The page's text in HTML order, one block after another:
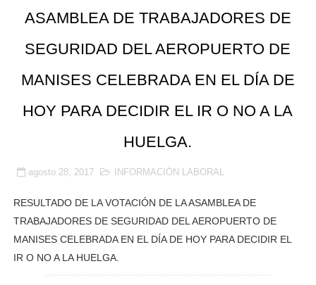
ASAMBLEA DE TRABAJADORES DE
SEGURIDAD DEL AEROPUERTO DE
MANISES CELEBRADA EN EL DÍA DE
HOY PARA DECIDIR EL IR O NO A LA
HUELGA.
agosto 28, 2017 INFORMACIÓN LABORAL
RESULTADO DE LA VOTACIÓN DE LA ASAMBLEA DE
TRABAJADORES DE SEGURIDAD DEL AEROPUERTO DE
MANISES CELEBRADA EN EL DÍA DE HOY PARA DECIDIR EL
IR O NO A LA HUELGA.